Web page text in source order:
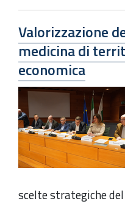
Valorizzazione
medicina di
economica
scelte strategiche